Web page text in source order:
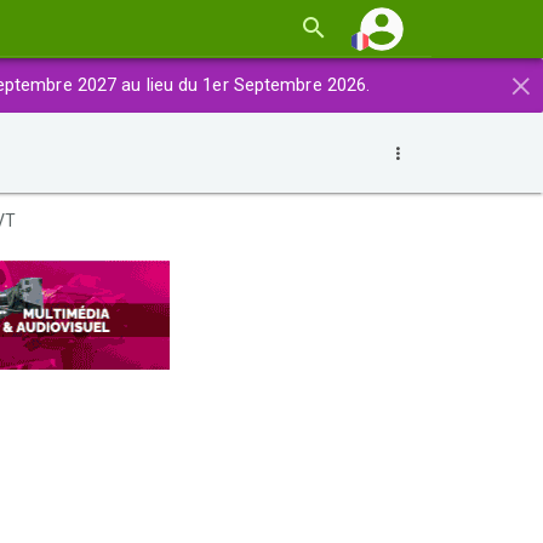
×
2027 au lieu du 1er Septembre 2026.